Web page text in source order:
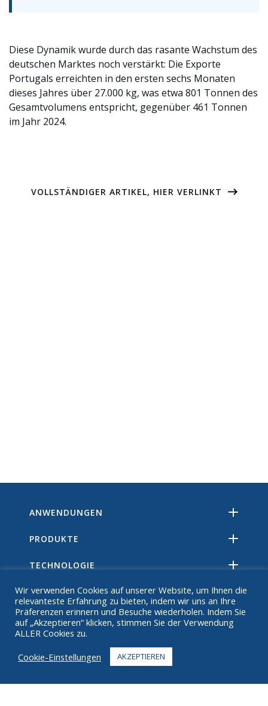
Diese Dynamik wurde durch das rasante Wachstum des
deutschen Marktes noch verstärkt: Die Exporte
Portugals erreichten in den ersten sechs Monaten
dieses Jahres über 27.000 kg, was etwa 801 Tonnen des
Gesamtvolumens entspricht, gegenüber 461 Tonnen
im Jahr 2024.
VOLLSTÄNDIGER ARTIKEL, HIER VERLINKT
ANWENDUNGEN
PRODUKTE
TECHNOLOGIE
RESSOURCEN
ÜBER
Wir verwenden Cookies auf unserer Website, um Ihnen die
relevanteste Erfahrung zu bieten, indem wir uns an Ihre
Präferenzen erinnern und Besuche wiederholen. Indem Sie
auf „Akzeptieren“ klicken, stimmen Sie der Verwendung
ALLER Cookies zu.
Cookie-Einstellungen
AKZEPTIEREN